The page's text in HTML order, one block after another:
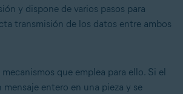
y dispone de varios pasos para
transmisión de los datos entre ambos
que emplea para ello. Si el
mensaje entero en una pieza y se